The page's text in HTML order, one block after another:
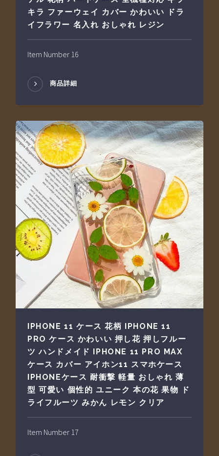
キラ ファーウェイ カバー かわいい ドラ
イフラワー 名入れ おしゃれ レジン
Item Number 16
商品詳細
IPHONE 11 ケース 花柄 IPHONE 11
PRO ケース かわいい 押し花 押しフルー
ツ ハンドメイド IPHONE 11 PRO MAX
ケース カバー アイホン11 スマホケース
IPHONEケース 耐衝撃 軽量 おしゃれ 薄
型 可愛い 個性的 ユニーク 本の花 果物 ド
ライフルーツ みかん レモン クリア
Item Number 17